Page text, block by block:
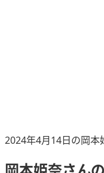
2024年4月14日の岡本